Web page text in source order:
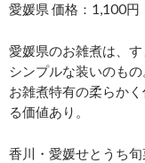
愛媛県 価格：1,100円
愛媛県のお雑煮は、
シンプルな装いのも
お雑煮特有の柔らか
る価値あり。
香川・愛媛せとうち